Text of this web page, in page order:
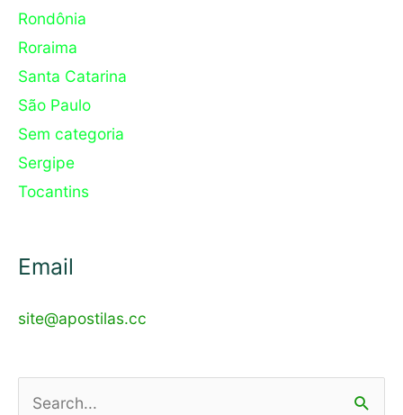
Rondônia
Roraima
Santa Catarina
São Paulo
Sem categoria
Sergipe
Tocantins
Email
site@apostilas.cc